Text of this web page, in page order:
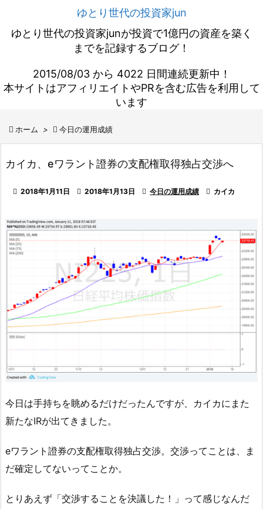
ゆとり世代の投資家jun
ゆとり世代の投資家junが投資で1億円の資産を築く
までを記録するブログ！
2015/08/03 から 4022 日間連続更新中！
本サイトはアフィリエイトやPRを含む広告を利用して
います
 ホーム >  今日の運用成績
カイカ、eワラント證券の支配権取得独占交渉へ
 2018年1月11日  2018年1月13日  今日の運用成績  カイカ
今日は手持ちを眺めるだけだったんですが、カイカにまた
新たなIRが出てきました。
eワラント證券の支配権取得独占交渉。交渉ってことは、ま
だ確定してないってことか。
とりあえず「交渉することを決議した！」って感じなんだ